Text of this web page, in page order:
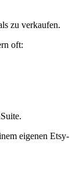
zu verkaufen.
oft:
eigenen Etsy-